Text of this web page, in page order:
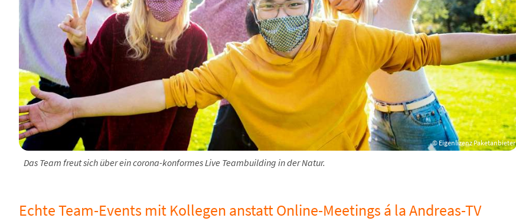
© Eigenlizenz Paketanbieter
Das Team freut sich über ein corona-konformes Live Teambuilding in der Natur.
Echte Team-Events mit Kollegen anstatt Online-Meetings á la Andreas-TV